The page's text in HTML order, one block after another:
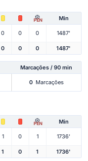
PEN Min
0 0 0 1487'
0 0 0 1487'
Marcações / 90 min
0 Marcações
PEN Min
1 0 1 1736'
1 0 1 1736'